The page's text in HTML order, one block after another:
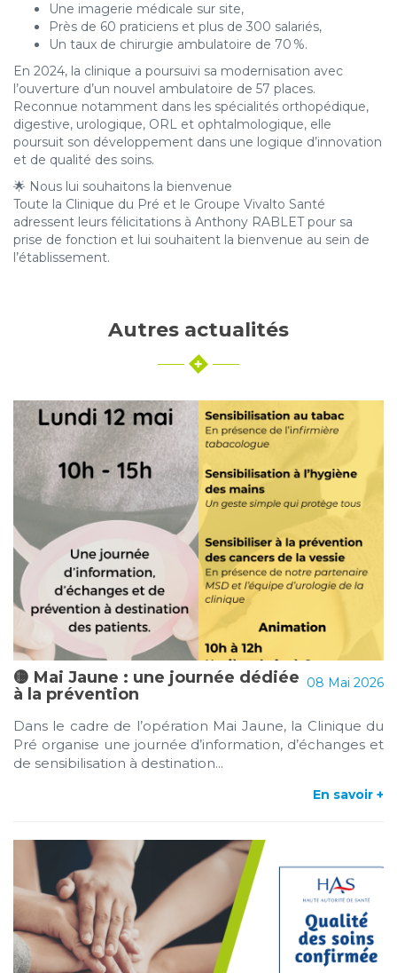
Une imagerie médicale sur site,
Près de 60 praticiens et plus de 300 salariés,
Un taux de chirurgie ambulatoire de 70 %.
En 2024, la clinique a poursuivi sa modernisation avec
l’ouverture d’un nouvel ambulatoire de 57 places.
Reconnue notamment dans les spécialités orthopédique,
digestive, urologique, ORL et ophtalmologique, elle
poursuit son développement dans une logique d’innovation
et de qualité des soins.
🌟 Nous lui souhaitons la bienvenue
Toute la Clinique du Pré et le Groupe Vivalto Santé
adressent leurs félicitations à Anthony RABLET pour sa
prise de fonction et lui souhaitent la bienvenue au sein de
l’établissement.
Autres actualités
08 Mai 2026
🟡 Mai Jaune : une journée dédiée
à la prévention
Dans le cadre de l’opération Mai Jaune, la Clinique du
Pré organise une journée d’information, d’échanges et
de sensibilisation à destination...
En savoir +